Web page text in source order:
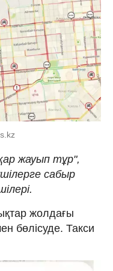
жауып тұр",
сабыр
жолдағы
бөлісуде. Такси